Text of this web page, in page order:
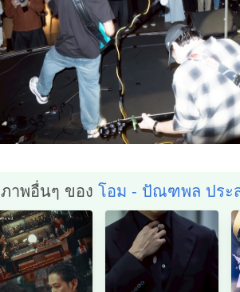
ภาพอื่นๆ ของโอม - ปัณฑพล ประ